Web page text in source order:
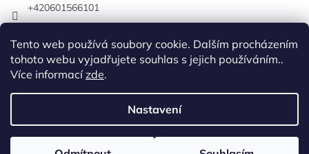
Tento web používá soubory cookie. Dalším procházením
tohoto webu vyjadřujete souhlas s jejich používáním..
Více informacízde.
Nastavení
+420601566101
alphafishing.cz
Vytvořil Shoptet